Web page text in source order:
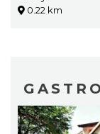
0.22 km